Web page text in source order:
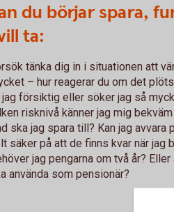
du börjar spara,
ta:
tänka dig in i situationen att
– hur reagerar du om det
jag försiktig eller söker jag så
risknivå känner jag mig
ska jag spara till? Kan jag avvara
säker på att de finns kvar när jag
jag pengarna om två år?
använda som pensionär?